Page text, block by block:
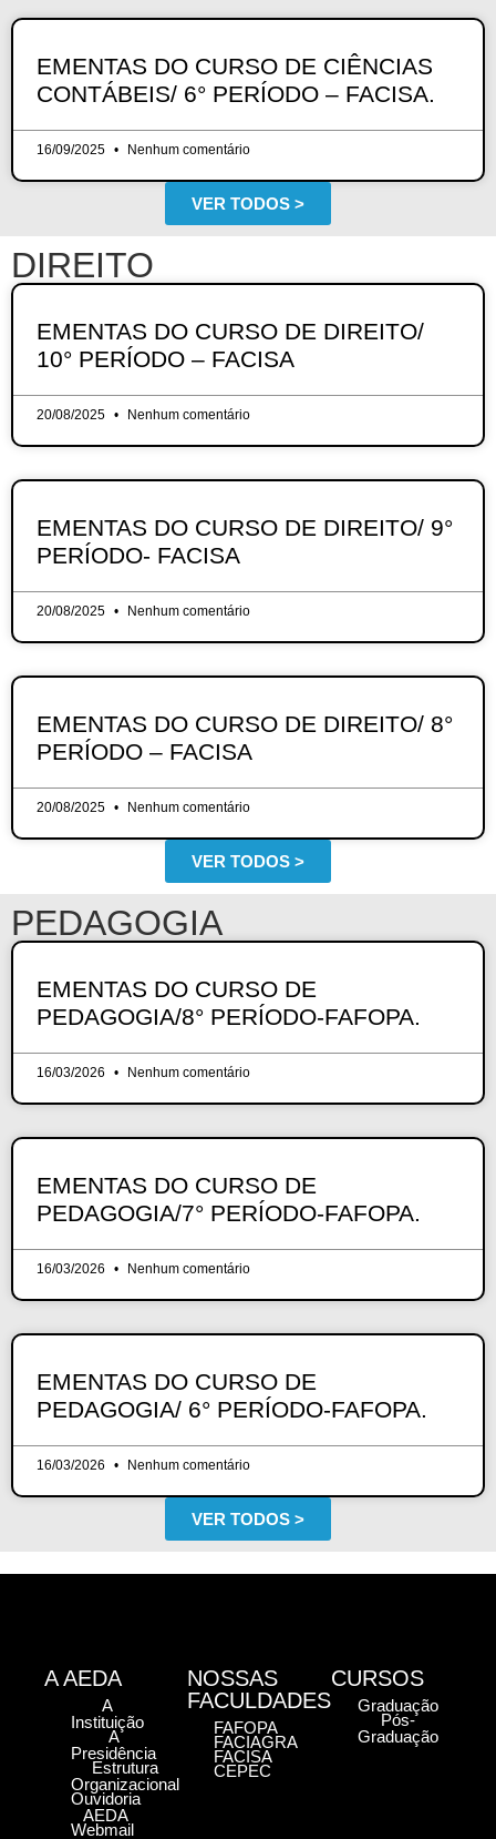
EMENTAS DO CURSO DE CIÊNCIAS
CONTÁBEIS/ 6° PERÍODO – FACISA.
16/09/2025 Nenhum comentário
VER TODOS >
DIREITO
EMENTAS DO CURSO DE DIREITO/
10° PERÍODO – FACISA
20/08/2025 Nenhum comentário
EMENTAS DO CURSO DE DIREITO/ 9°
PERÍODO- FACISA
20/08/2025 Nenhum comentário
EMENTAS DO CURSO DE DIREITO/ 8°
PERÍODO – FACISA
20/08/2025 Nenhum comentário
VER TODOS >
PEDAGOGIA
EMENTAS DO CURSO DE
PEDAGOGIA/8° PERÍODO-FAFOPA.
16/03/2026 Nenhum comentário
EMENTAS DO CURSO DE
PEDAGOGIA/7° PERÍODO-FAFOPA.
16/03/2026 Nenhum comentário
EMENTAS DO CURSO DE
PEDAGOGIA/ 6° PERÍODO-FAFOPA.
16/03/2026 Nenhum comentário
VER TODOS >
A AEDA
A
Instituição
A
Presidência
Estrutura
Organizacional
Ouvidoria
AEDA
Webmail
NOSSAS
FACULDADES
FAFOPA
FACIAGRA
FACISA
CEPEC
CURSOS
Graduação
Pós-
Graduação